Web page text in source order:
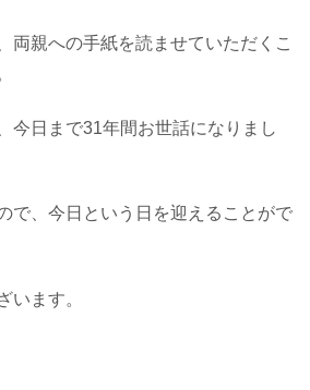
両親への手紙を読ませていただくこ
今日まで31年間お世話になりまし
で、今日という日を迎えることがで
います。